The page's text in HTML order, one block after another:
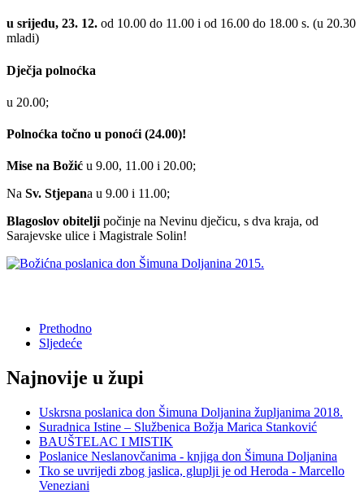
u srijedu, 23. 12. od 10.00 do 11.00 i od 16.00 do 18.00 s. (u 20.30
mladi)
Dječja polnoćka
u 20.00;
Polnoćka točno u ponoći (24.00)!
Mise na Božić u 9.00, 11.00 i 20.00;
Na Sv. Stjepana u 9.00 i 11.00;
Blagoslov obiteljipočinje na Nevinu dječicu, s dva kraja, od
Sarajevske ulice i Magistrale Solin!
Prethodno
Sljedeće
Najnovije u župi
Uskrsna poslanica don Šimuna Doljanina župljanima 2018.
Suradnica Istine – Službenica Božja Marica Stanković
BAUŠTELAC I MISTIK
Poslanice Neslanovčanima - knjiga don Šimuna Doljanina
Tko se uvrijedi zbog jaslica, gluplji je od Heroda - Marcello
Veneziani